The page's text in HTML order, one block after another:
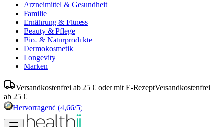
Arzneimittel & Gesundheit
Familie
Ernährung & Fitness
Beauty & Pflege
Bio- & Naturprodukte
Dermokosmetik
Longevity
Marken
Versandkostenfrei ab 25 € oder mit E-RezeptVersandkostenfrei
ab 25 €
Hervorragend (4,66/5)